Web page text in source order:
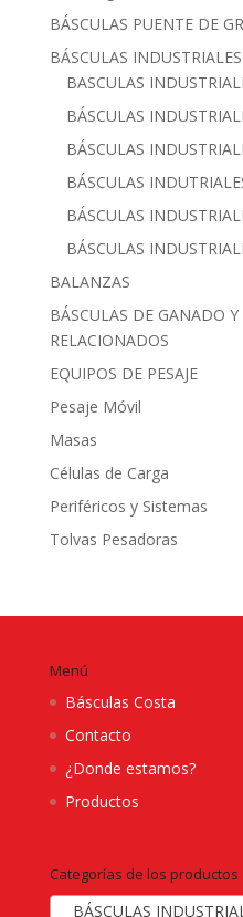
BÁSCULAS PUENTE DE
BÁSCULAS INDUSTRIALES
BASCULAS
BÁSCULAS
BÁSCULAS
BÁSCULAS
BÁSCULAS
BÁSCULAS
BALANZAS
BÁSCULAS DE GANADO
RELACIONADOS
EQUIPOS DE PESAJE
Pesaje Móvil
Masas
Células de Carga
Periféricos y Sistemas
Tolvas Pesadoras
Menú
Básculas Costa
Contacto
¿Donde estamos?
Productos
Categorías de los productos
BÁSCULAS